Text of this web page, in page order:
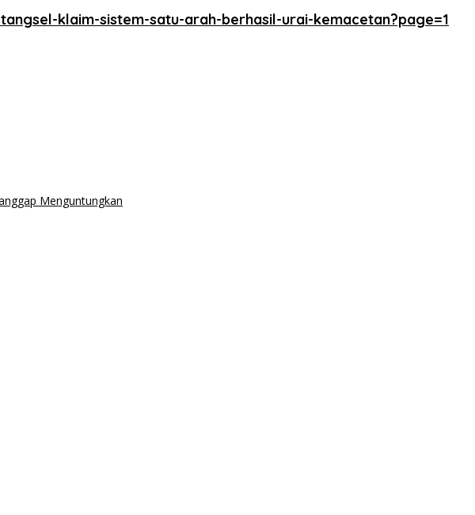
klaim-sistem-satu-arah-berhasil-urai-kemacetan?page=1
Menguntungkan